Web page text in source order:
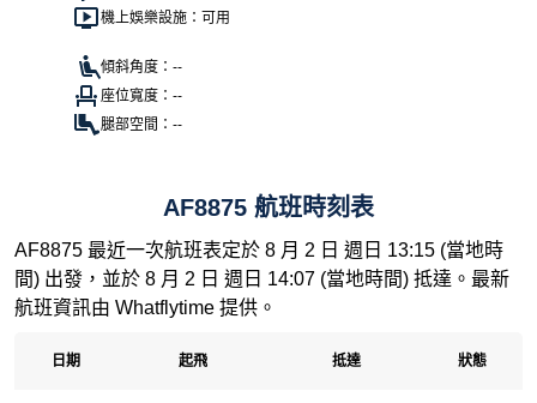
機上娛樂設施：可用
傾斜角度：--
座位寬度：--
腿部空間：--
AF8875 航班時刻表
AF8875 最近一次航班表定於 8 月 2 日 週日 13:15 (當地時
間) 出發，並於 8 月 2 日 週日 14:07 (當地時間) 抵達。最新
航班資訊由 Whatflytime 提供。
日期 起飛 抵達 狀態